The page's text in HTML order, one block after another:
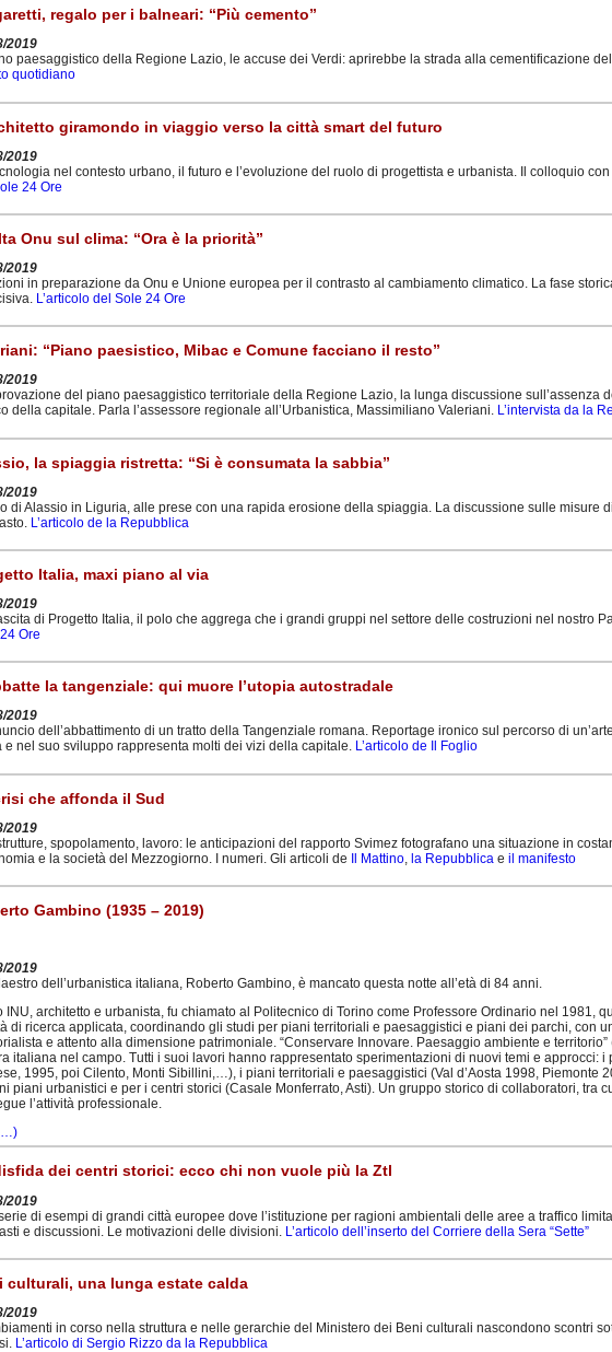
regalo per i balneari: “Più cemento”
2019
paesaggistico della Regione Lazio, le accuse dei Verdi: aprirebbe la strada alla cementificazione
quotidiano
giramondo in viaggio verso la città smart del futuro
2019
nel contesto urbano, il futuro e l’evoluzione del ruolo di progettista e urbanista. Il colloquio con
24 Ore
Onu sul clima: “Ora è la priorità”
2019
in preparazione da Onu e Unione europea per il contrasto al cambiamento climatico. La fase
L’articolo del Sole 24 Ore
“Piano paesistico, Mibac e Comune facciano il resto”
2019
del piano paesaggistico territoriale della Regione Lazio, la lunga discussione sull’assenza
della capitale. Parla l’assessore regionale all’Urbanistica, Massimiliano Valeriani. L’intervista da la
la spiaggia ristretta: “Si è consumata la sabbia”
2019
di Alassio in Liguria, alle prese con una rapida erosione della spiaggia. La discussione sulle misure
L’articolo de la Repubblica
Italia, maxi piano al via
2019
di Progetto Italia, il polo che aggrega che i grandi gruppi nel settore delle costruzioni nel nostro
Ore
la tangenziale: qui muore l’utopia autostradale
2019
dell’abbattimento di un tratto della Tangenziale romana. Reportage ironico sul percorso di
e nel suo sviluppo rappresenta molti dei vizi della capitale. L’articolo de Il Foglio
che affonda il Sud
2019
spopolamento, lavoro: le anticipazioni del rapporto Svimez fotografano una situazione in
e la società del Mezzogiorno. I numeri. Gli articoli de Il Mattino la Repubblica e il manifesto
Gambino (1935 – 2019)
2019
dell’urbanistica italiana, Roberto Gambino, è mancato questa notte all’età di 84 anni.
INU, architetto e urbanista, fu chiamato al Politecnico di Torino come Professore Ordinario nel 1981,
di ricerca applicata, coordinando gli studi per piani territoriali e paesaggistici e piani dei parchi, con
e attento alla dimensione patrimoniale. “Conservare Innovare. Paesaggio ambiente e
italiana nel campo. Tutti i suoi lavori hanno rappresentato sperimentazioni di nuovi temi e approcci: i
1995, poi Cilento, Monti Sibillini,…), i piani territoriali e paesaggistici (Val d’Aosta 1998, Piemonte
piani urbanistici e per i centri storici (Casale Monferrato, Asti). Un gruppo storico di collaboratori, tra
l’attività professionale.
dei centri storici: ecco chi non vuole più la Ztl
2019
di esempi di grandi città europee dove l’istituzione per ragioni ambientali delle aree a traffico
e discussioni. Le motivazioni delle divisioni. L’articolo dell’inserto del Corriere della Sera “Sette”
culturali, una lunga estate calda
2019
in corso nella struttura e nelle gerarchie del Ministero dei Beni culturali nascondono scontri
L’articolo di Sergio Rizzo da la Repubblica